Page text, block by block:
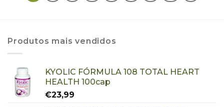
Produtos mais vendidos
KYOLIC FÓRMULA 108 TOTAL HEART
HEALTH 100cap
€23,99